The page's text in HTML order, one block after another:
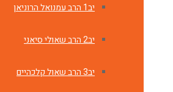
יב1 הרב עמנואל הרוניאן
יב2 הרב שאולי סיאני
יב3 הרב שאול קלכהיים